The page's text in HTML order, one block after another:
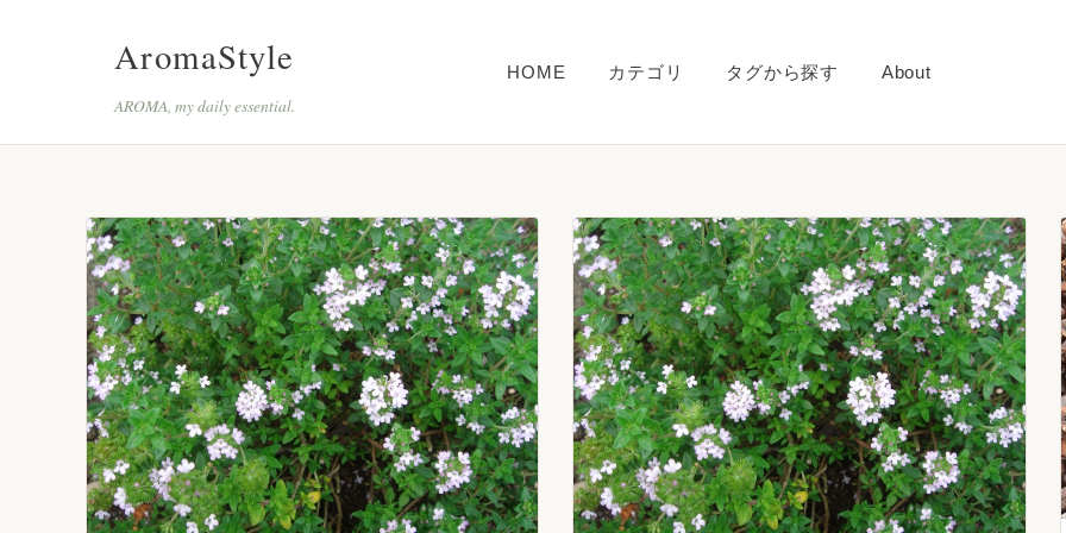
AromaStyle
AROMA, my daily essential.
HOME カテゴリ タグから探す About